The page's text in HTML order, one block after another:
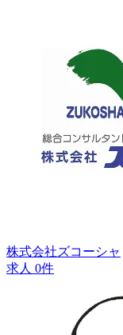
株式会社ズコーシャ
求人 0件